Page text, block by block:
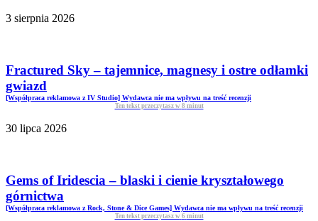
3 sierpnia 2026
Fractured Sky – tajemnice, magnesy i ostre odłamki
gwiazd
[Współpraca reklamowa z IV Studio] Wydawca nie ma wpływu na treść recenzji
Ten tekst przeczytasz w 8 minut
30 lipca 2026
Gems of Iridescia – blaski i cienie kryształowego
górnictwa
[Współpraca reklamowa z Rock, Stone & Dice Games] Wydawca nie ma wpływu na treść recenzji
Ten tekst przeczytasz w 6 minut